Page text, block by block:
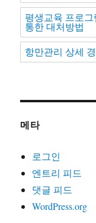
평생교육 프로
통한 대처방법
항만관리 상세
메타
로그인
엔트리 피드
댓글 피드
WordPress.org